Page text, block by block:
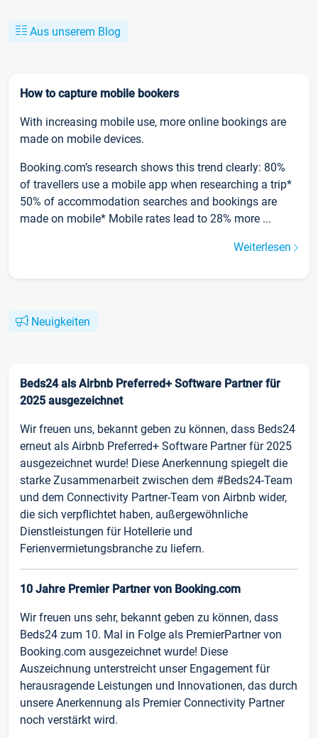
Aus unserem Blog
How to capture mobile bookers
With increasing mobile use, more online bookings are
made on mobile devices.
Booking.com’s research shows this trend clearly: 80%
of travellers use a mobile app when researching a trip*
50% of accommodation searches and bookings are
made on mobile* Mobile rates lead to 28% more ...
Weiterlesen
Neuigkeiten
Beds24 als Airbnb Preferred+ Software Partner für
2025 ausgezeichnet
Wir freuen uns, bekannt geben zu können, dass Beds24
erneut als Airbnb Preferred+ Software Partner für 2025
ausgezeichnet wurde! Diese Anerkennung spiegelt die
starke Zusammenarbeit zwischen dem #Beds24-Team
und dem Connectivity Partner-Team von Airbnb wider,
die sich verpflichtet haben, außergewöhnliche
Dienstleistungen für Hotellerie und
Ferienvermietungsbranche zu liefern.
10 Jahre Premier Partner von Booking.com
Wir freuen uns sehr, bekannt geben zu können, dass
Beds24 zum 10. Mal in Folge als PremierPartner von
Booking.com ausgezeichnet wurde! Diese
Auszeichnung unterstreicht unser Engagement für
herausragende Leistungen und Innovationen, das durch
unsere Anerkennung als Premier Connectivity Partner
noch verstärkt wird.